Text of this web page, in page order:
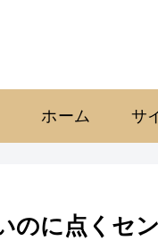
ホーム サ
のに点くセ